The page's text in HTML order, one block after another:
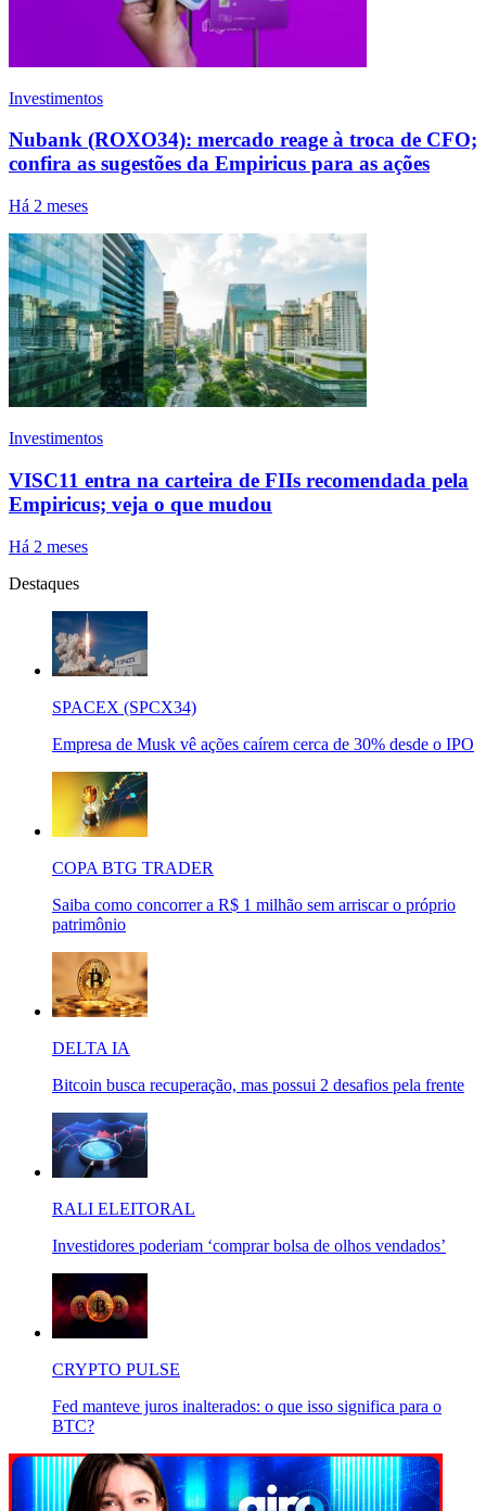
Investimentos
Nubank (ROXO34): mercado reage à troca de CFO;
confira as sugestões da Empiricus para as ações
Há 2 meses
Investimentos
VISC11 entra na carteira de FIIs recomendada pela
Empiricus; veja o que mudou
Há 2 meses
Destaques
SPACEX (SPCX34)
Empresa de Musk vê ações caírem cerca de 30% desde o IPO
COPA BTG TRADER
Saiba como concorrer a R$ 1 milhão sem arriscar o próprio
patrimônio
DELTA IA
Bitcoin busca recuperação, mas possui 2 desafios pela frente
RALI ELEITORAL
Investidores poderiam ‘comprar bolsa de olhos vendados’
CRYPTO PULSE
Fed manteve juros inalterados: o que isso significa para o
BTC?